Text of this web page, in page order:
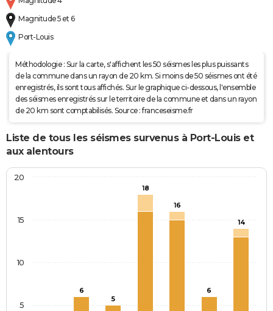
Magnitude 5 et 6
Port-Louis
Méthodologie : Sur la carte, s'affichent les 50 séismes les plus puissants
de la commune dans un rayon de 20 km. Si moins de 50 séismes ont été
enregistrés, ils sont tous affichés. Sur le graphique ci-dessous, l'ensemble
des séismes enregistrés sur le territoire de la commune et dans un rayon
de 20 km sont comptabilisés. Source : franceseisme.fr
Liste de tous les séismes survenus à Port-Louis et
aux alentours
6
5
18
16
6
14
5
10
15
20